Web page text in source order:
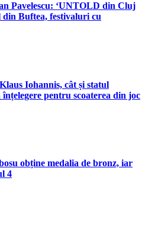
Pavelescu: ‘UNTOLD din Cluj
Buftea, festivaluri cu
Iohannis, cât și statul
pentru scoaterea din joc
obține medalia de bronz, iar
4